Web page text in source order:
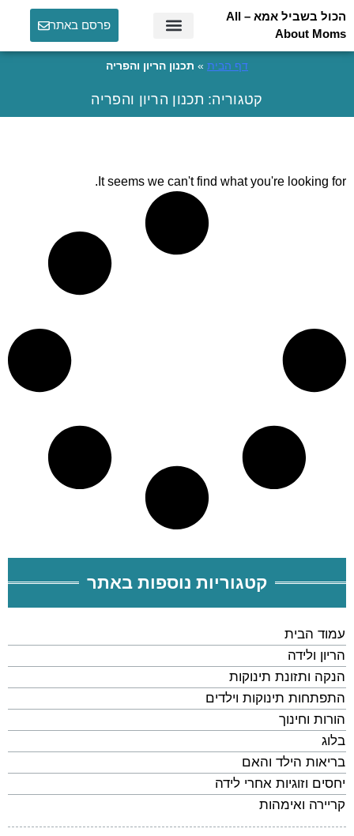
הכול בשביל אמא – All
About Moms
פרסם באתר
דף הבית » תכנון הריון והפריה
קטגוריה: תכנון הריון והפריה
It seems we can't find what you're looking for.
קטגוריות נוספות באתר
עמוד הבית
הריון ולידה
הנקה ותזונת תינוקות
התפתחות תינוקות וילדים
הורות וחינוך
בלוג
בריאות הילד והאם
יחסים וזוגיות אחרי לידה
קריירה ואימהות